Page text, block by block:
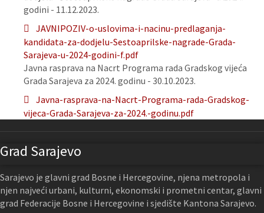
godini - 11.12.2023.
JAVNIPOZIV-o-uslovima-i-nacinu-predlaganja-
kandidata-za-dodjelu-Sestoaprilske-nagrade-Grada-
Sarajeva-u-2024-godini-f.pdf
Javna rasprava na Nacrt Programa rada Gradskog vijeća
Grada Sarajeva za 2024. godinu - 30.10.2023.
Javna-rasprava-na-Nacrt-Programa-rada-Gradskog-
vijeca-Grada-Sarajeva-za-2024.-godinu.pdf
Grad Sarajevo
Sarajevo je glavni grad Bosne i Hercegovine, njena metropola i
njen najveći urbani, kulturni, ekonomski i prometni centar, glavni
grad Federacije Bosne i Hercegovine i sjedište Kantona Sarajevo.